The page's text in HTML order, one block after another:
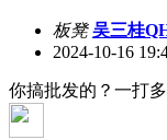
板凳 吴三桂
2024-10-16
你搞批发的？一打